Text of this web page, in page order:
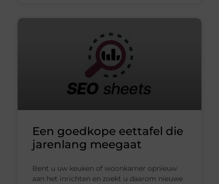
Een goedkope eettafel die
jarenlang meegaat
Bent u uw keuken of woonkamer opnieuw
aan het inrichten en zoekt u daarom nieuwe